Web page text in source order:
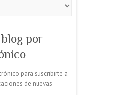
por
para suscribirte a
de nuevas